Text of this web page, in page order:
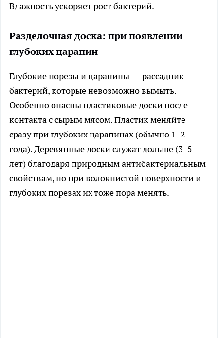
Влажность ускоряет рост бактерий.
Разделочная доска: при появлении
глубоких царапин
Глубокие порезы и царапины — рассадник
бактерий, которые невозможно вымыть.
Особенно опасны пластиковые доски после
контакта с сырым мясом. Пластик меняйте
сразу при глубоких царапинах (обычно 1–2
года). Деревянные доски служат дольше (3–5
лет) благодаря природным антибактериальным
свойствам, но при волокнистой поверхности и
глубоких порезах их тоже пора менять.